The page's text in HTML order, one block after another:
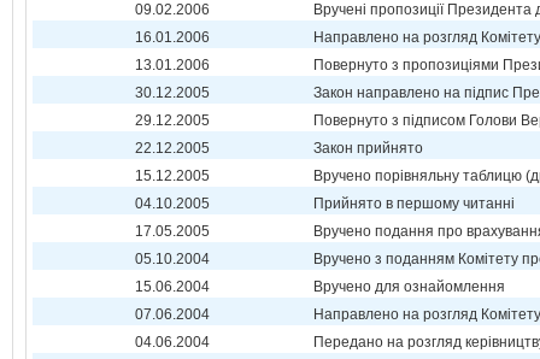
09.02.2006
Вручені пропозиції Президента
16.01.2006
Направлено на розгляд Комітету
13.01.2006
Повернуто з пропозиціями
30.12.2005
Закон направлено на підпис
29.12.2005
Повернуто з підписом Голови
22.12.2005
Закон прийнято
15.12.2005
Вручено порівняльну таблицю
04.10.2005
Прийнято в першому читанні
17.05.2005
Вручено подання про
05.10.2004
Вручено з поданням Комітету
15.06.2004
Вручено для ознайомлення
07.06.2004
Направлено на розгляд Комітету
04.06.2004
Передано на розгляд